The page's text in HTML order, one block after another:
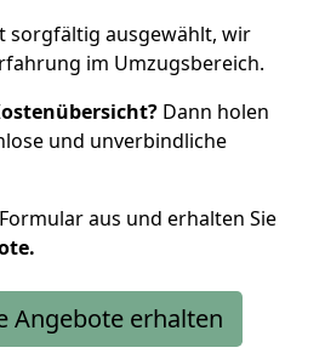
sorgfältig ausgewählt, wir
im Umzugsbereich.
Dann holen
und unverbindliche
aus und erhalten Sie
Angebote erhalten